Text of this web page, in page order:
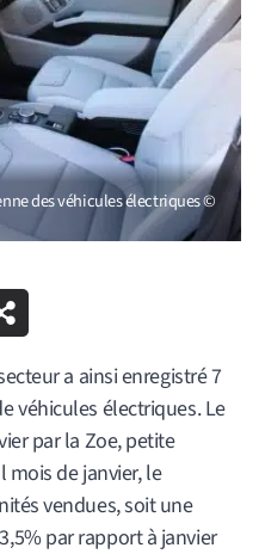
des véhicules électriques ©
a ainsi enregistré 7
véhicules électriques. Le
par la Zoe, petite
mois de janvier, le
vendues, soit une
par rapport à janvier